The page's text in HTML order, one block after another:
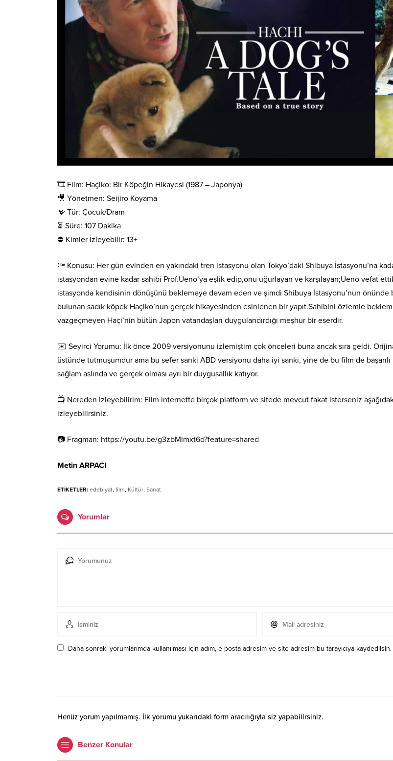
🎞️ Film: Haçiko: Bir Köpeğin Hikayesi (1987 – Japonya)
🎥 Yönetmen: Seijiro Koyama
🪭 Tür: Çocuk/Dram
⏳ Süre: 107 Dakika
⛔ Kimler İzleyebilir: 13+
🔦 Konusu: Her gün evinden en yakındaki tren istasyonu olan Tokyo’daki Shibuya İstasyonu’na
istasyondan evine kadar sahibi Prof.Ueno’ya eşlik edip,onu uğurlayan ve karşılayan;Ueno vefat
istasyonda kendisinin dönüşünü beklemeye devam eden ve şimdi Shibuya İstasyonu’nun önünde
bulunan sadık köpek Haçiko’nun gerçek hikayesinden esinlenen bir yapıt.Sahibini özlemle
vazgeçmeyen Haçi’nin bütün Japon vatandaşları duygulandırdığı meşhur bir eserdir.
✉️ Seyirci Yorumu: İlk önce 2009 versiyonunu izlemiştim çok önceleri buna ancak sıra geldi.
üstünde tutmuşumdur ama bu sefer sanki ABD versiyonu daha iyi sanki, yine de bu film de
sağlam aslında ve gerçek olması ayrı bir duygusallık katıyor.
📺 Nereden İzleyebilirim: Film internette birçok platform ve sitede mevcut fakat isterseniz
izleyebilirsiniz.
📷 Fragman: https://youtu.be/g3zbMlmxt6o?feature=shared
Metin ARPACI
ETİKETLER: edebiyat, film, Kültür, Sanat
Yorumlar
Daha sonraki yorumlarımda kullanılması için adım, e-posta adresim ve site adresim bu tarayıcıya kaydedilsin.
Henüz yorum yapılmamış. İlk yorumu yukarıdaki form aracılığıyla siz yapabilirsiniz.
Benzer Konular